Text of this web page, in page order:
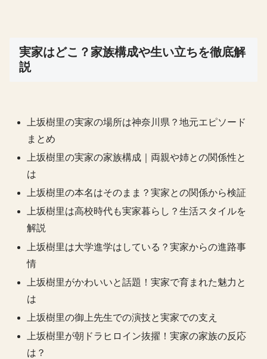
実家はどこ？家族構成や生い立ちを徹底解
説
上坂樹里の実家の場所は神奈川県？地元エピソード
まとめ
上坂樹里の実家の家族構成｜両親や姉との関係性と
は
上坂樹里の本名はそのまま？実家との関係から検証
上坂樹里は高校時代も実家暮らし？生活スタイルを
解説
上坂樹里は大学進学はしている？実家からの進路事
情
上坂樹里がかわいいと話題！実家で育まれた魅力と
は
上坂樹里の御上先生での演技と実家での支え
上坂樹里が朝ドラヒロイン抜擢！実家の家族の反応
は？